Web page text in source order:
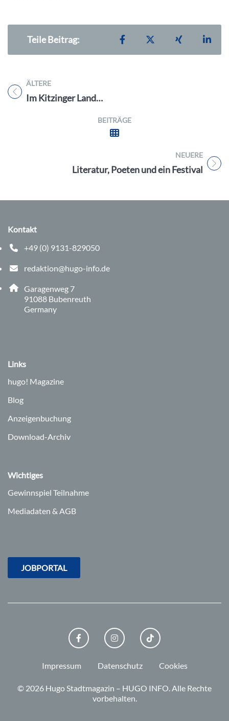
Teile Beitrag: Teilen auf Facebook
Teilen auf XTeilen auf
ÄLTERE
Titel für Beitrag
Im Kitzinger Land…
BEITRÄGE
NEUERE
Titel für Beitrag
Literatur, Poeten und ein Festival
Kontakt
+49 (0) 9131-829050
Telefonnummer: 0 9 1 3 1 8 2 9 0 5 0
redaktion@hugo-info.de
E-Mail Adresse: redaktion@hugo-info.de
Adresse:
Garagenweg 7
91088 , 9 1 0 8 8
Bubenreuth
Germany
Links
hugo! Magazine
Blog
Anzeigenbuchung
Download-Archiv
Wichtiges
Gewinnspiel Teilnahme
Mediadaten & AGB
JOBPORTAL
FACEBOOKINSTAGRAMTIKTOK
Impressum Datenschutz Cookies
© 2026 Hugo Stadtmagazin – HUGO INFO.Alle Rechte
vorbehalten.